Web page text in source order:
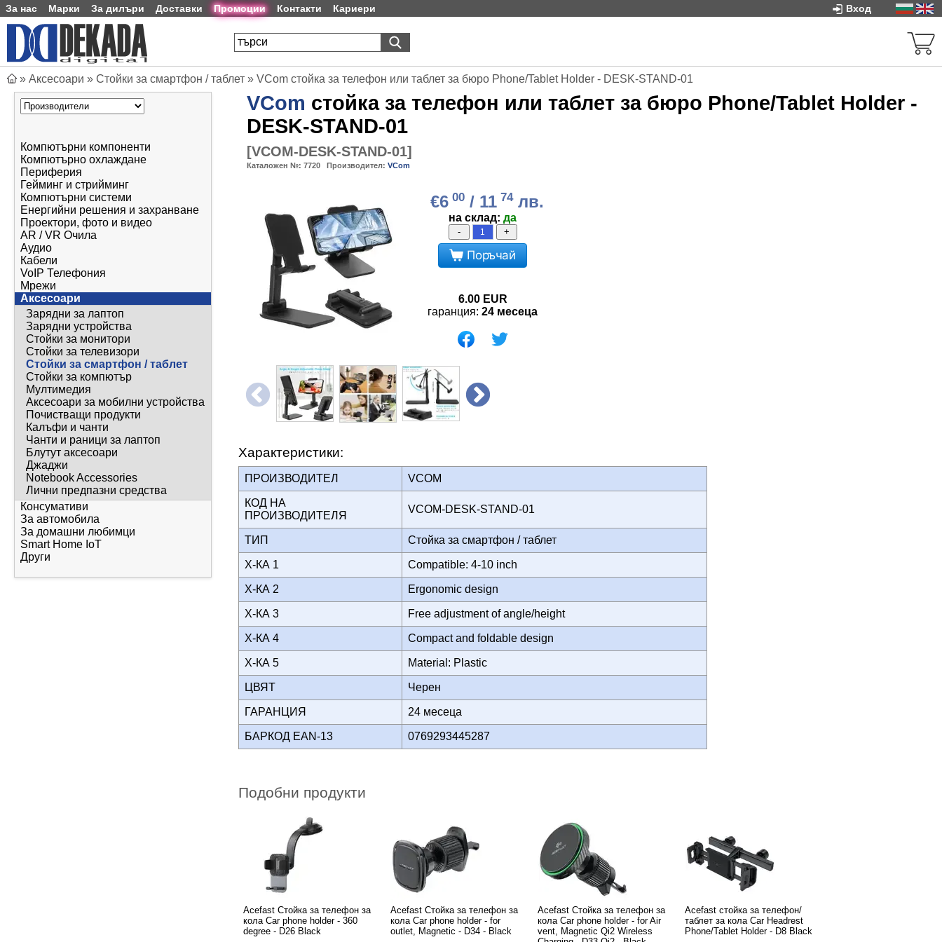
За нас Марки За дилъри Доставки Промоции Контакти Кариери Вход
» Аксесоари » Стойки за смартфон / таблет » VCom стойка за телефон или таблет за бюро Phone/Tablet Holder - DESK-STAND-01
Компютърни компоненти
Компютърно охлаждане
Периферия
Гейминг и стрийминг
Компютърни системи
Енергийни решения и захранване
Проектори, фото и видео
AR / VR Очила
Аудио
Кабели
VoIP Телефония
Мрежи
Аксесоари
Зарядни за лаптоп
Зарядни устройства
Стойки за монитори
Стойки за телевизори
Стойки за смартфон / таблет
Стойки за компютър
Мултимедия
Аксесоари за мобилни устройства
Почистващи продукти
Калъфи и чанти
Чанти и раници за лаптоп
Блутут аксесоари
Джаджи
Notebook Accessories
Лични предпазни средства
Консумативи
За автомобила
За домашни любимци
Smart Home IoT
Други
VCom стойка за телефон или таблет за бюро Phone/Tablet Holder -
DESK-STAND-01
[VCOM-DESK-STAND-01]
Каталожен №: 7720 Производител: VCom
€6 00/ 11 74лв.
на склад: да
- +
Поръчай
6.00 EUR
гаранция: 24 месеца
Характеристики:
ПРОИЗВОДИТЕЛ VCOM
КОД НА
ПРОИЗВОДИТЕЛЯ
VCOM-DESK-STAND-01
ТИП Стойка за смартфон / таблет
Х-КА 1 Compatible: 4-10 inch
Х-КА 2 Ergonomic design
Х-КА 3 Free adjustment of angle/height
Х-КА 4 Compact and foldable design
Х-КА 5 Material: Plastic
ЦВЯТ Черен
ГАРАНЦИЯ 24 месеца
БАРКОД EAN-13 0769293445287
Подобни продукти
Acefast Стойка за телефон за
кола Car phone holder - 360
degree - D26 Black
Acefast Стойка за телефон за
кола Car phone holder - for
outlet, Magnetic - D34 - Black
Acefast Стойка за телефон за
кола Car phone holder - for Air
vent, Magnetic Qi2 Wireless
Acefast стойка за телефон/
таблет за кола Car Headrest
Phone/Tablet Holder - D8 Black